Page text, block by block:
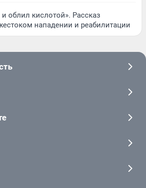
облил кислотой». Рассказ
нападении и реабилитации